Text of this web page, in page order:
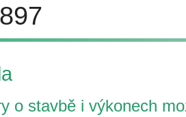
o stavbě i výkonech